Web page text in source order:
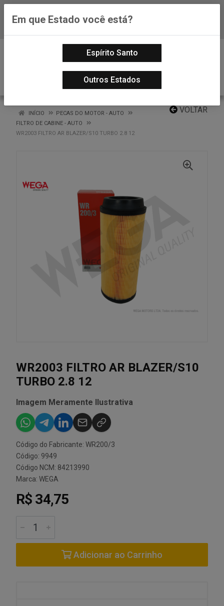
Baixe já nosso APP
VOLTAR
INÍCIO
PECAS DO MOTOR - AUTO
FILTRO DE CABINE - AUTO
WR2003 FILTRO AR BLAZER/S10 TURBO 2.8 12
WR2003 FILTRO AR BLAZER/S10
TURBO 2.8 12
Imagem Meramente Ilustrativa
Código do Fabricante: WR200/3
Código: 9949
Código NCM: 84213990
Marca: WEGA
R$ 34,75
Adicionar ao Carrinho
Em que Estado você está?
Espírito Santo
Outros Estados